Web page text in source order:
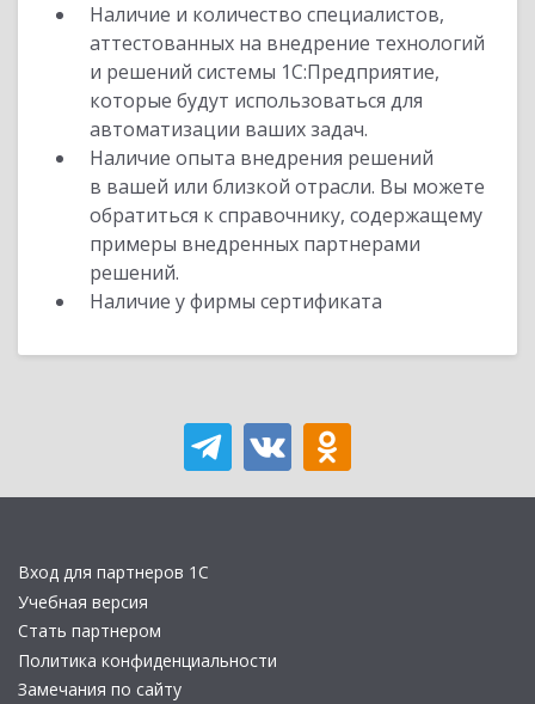
Наличие и количество специалистов,
аттестованных на внедрение технологий
и решений системы 1С:Предприятие,
которые будут использоваться для
автоматизации ваших задач.
Наличие опыта внедрения решений
в вашей или близкой отрасли. Вы можете
обратиться к справочнику, содержащему
примеры внедренных партнерами
решений.
Наличие у фирмы сертификата
Вход для партнеров 1С
Учебная версия
Стать партнером
Политика конфиденциальности
Замечания по сайту